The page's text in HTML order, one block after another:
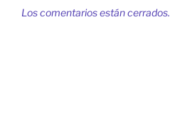
Los comentarios están cerrados.